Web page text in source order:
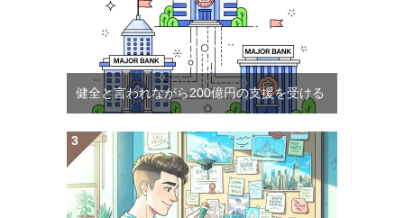
健全と言われながら200億円の支援を受ける